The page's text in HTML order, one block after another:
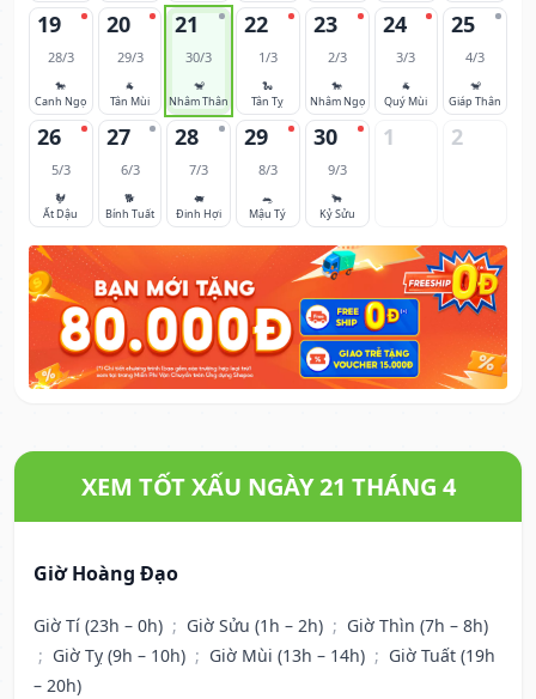
19
28/3
🐎
Canh Ngọ
20
29/3
🐐
Tân Mùi
21
30/3
🐒
Nhâm Thân
22
1/3
🐍
Tân Tỵ
23
2/3
🐎
Nhâm Ngọ
24
3/3
🐐
Quý Mùi
25
4/3
🐒
Giáp Thân
26
5/3
🐓
Ất Dậu
27
6/3
🐕
Bính Tuất
28
7/3
🐖
Đinh Hợi
29
8/3
🐀
Mậu Tý
30
9/3
🐂
Kỷ Sửu
1 2
XEM TỐT XẤU NGÀY 21 THÁNG 4
Giờ Hoàng Đạo
Giờ Tí (23h – 0h) ; Giờ Sửu (1h – 2h) ; Giờ Thìn (7h – 8h)
; Giờ Tỵ (9h – 10h) ; Giờ Mùi (13h – 14h) ; Giờ Tuất (19h
– 20h)